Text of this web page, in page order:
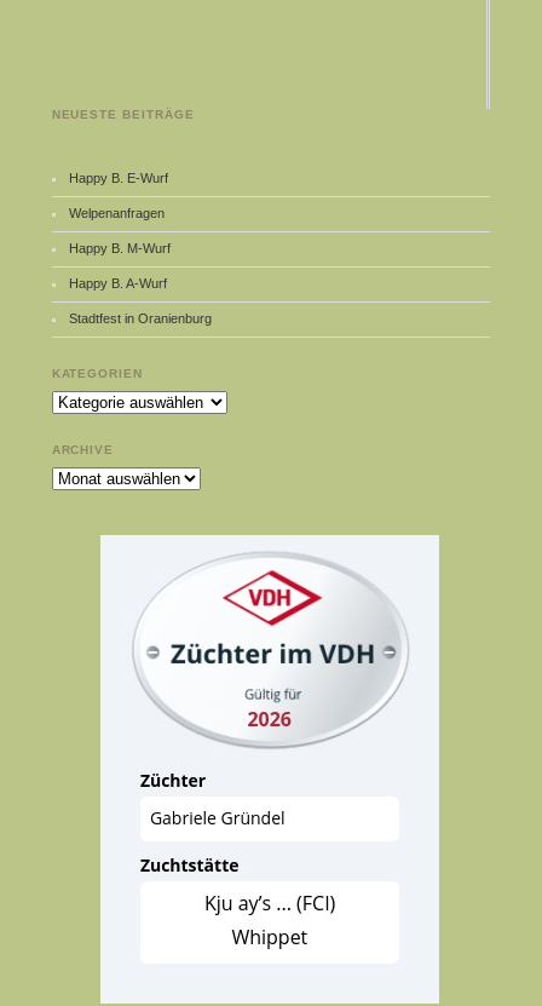
NEUESTE BEITRÄGE
Happy B. E-Wurf
Welpenanfragen
Happy B. M-Wurf
Happy B. A-Wurf
Stadtfest in Oranienburg
KATEGORIEN
Kategorien
ARCHIVE
Archive